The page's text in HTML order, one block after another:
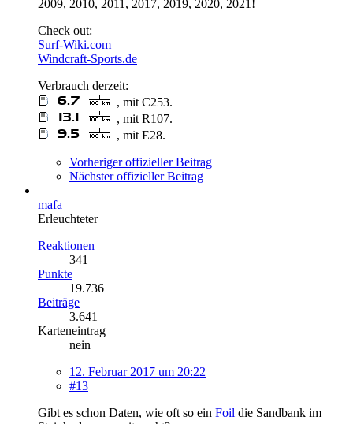
2009, 2010, 2011, 2017, 2019, 2020, 2021!
Check out:
Surf-Wiki.com
Windcraft-Sports.de
Verbrauch derzeit:
, mit C253.
, mit R107.
, mit E28.
Vorheriger offizieller Beitrag
Nächster offizieller Beitrag
mafa
Erleuchteter
Reaktionen
341
Punkte
19.736
Beiträge
3.641
Karteneintrag
nein
12. Februar 2017 um 20:22
#13
Gibt es schon Daten, wie oft so ein Foil die Sandbank im